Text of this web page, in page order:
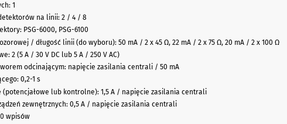
1
na linii: 2 / 4 / 8
PSG-6000, PSG-6100
/ długość linii (do wyboru): 50 mA / 2 x 45 Ω, 22 mA / 2 x 75 Ω, 20 mA / 2 x 100 Ω
2 (5 A / 30 V DC lub 5 A / 250 V AC)
odcinającym: napięcie zasilania centrali / 50 mA
0,2-1 s
(potencjałowe lub kontrolne): 1,5 A / napięcie zasilania centrali
zewnętrznych: 0,5 A / napięcie zasilania centrali
wpisów